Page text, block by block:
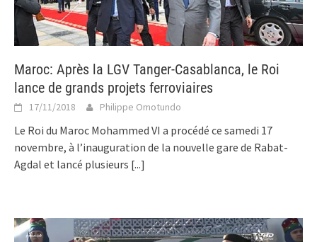
Maroc: Après la LGV Tanger-Casablanca, le Roi
lance de grands projets ferroviaires
17/11/2018 Philippe Omotundo
Le Roi du Maroc Mohammed VI a procédé ce samedi 17
novembre, à l’inauguration de la nouvelle gare de Rabat-
Agdal et lancé plusieurs [...]